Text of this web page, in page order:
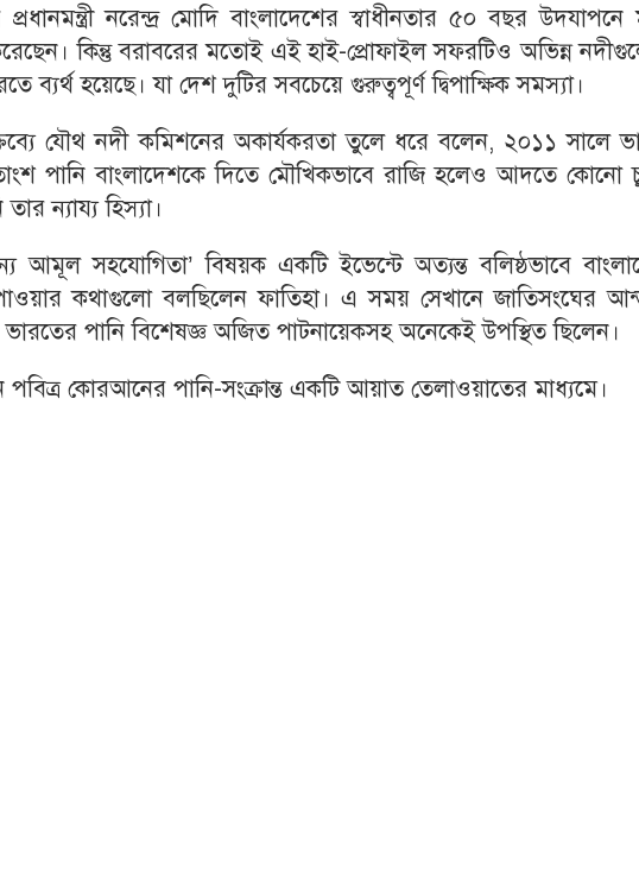
নরেন্দ্র মোদি বাংলাদেশের স্বাধীনতার ৫০ বছর উদযাপনে
কিন্তু বরাবরের মতোই এই হাই-প্রোফাইল সফরটিও অভিন্ন
ব্যর্থ হয়েছে। যা দেশ দুটির সবচেয়ে গুরুত্বপূর্ণ দ্বিপাক্ষিক সমস্যা।
যৌথ নদী কমিশনের অকার্যকরতা তুলে ধরে বলেন, ২০১১ সালে
পানি বাংলাদেশকে দিতে মৌখিকভাবে রাজি হলেও আদতে কোনো
ন্যায্য হিস্যা।
আমূল সহযোগিতা’ বিষয়ক একটি ইভেন্টে অত্যন্ত বলিষ্ঠভাবে
পাওয়ার কথাগুলো বলছিলেন ফাতিহা। এ সময় সেখানে জাতিসংঘের
ভারতের পানি বিশেষজ্ঞ অজিত পাটনায়েকসহ অনেকেই উপস্থিত ছিলেন।
পবিত্র কোরআনের পানি-সংক্রান্ত একটি আয়াত তেলাওয়াতের মাধ্যমে।